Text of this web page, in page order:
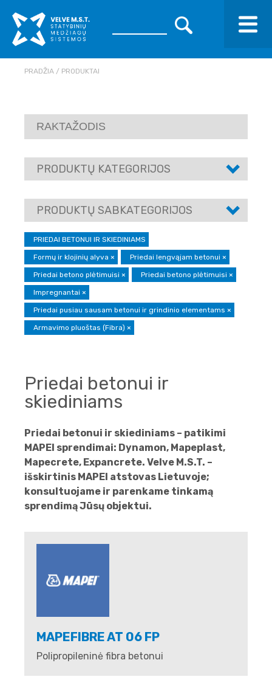
PRADŽIA PRODUKTAI
PRODUKTŲ KATEGORIJOS
PRODUKTŲ SABKATEGORIJOS
PRIEDAI BETONUI IR SKIEDINIAMS
Formų ir klojinių alyva × Priedai lengvąjam betonui ×
Priedai betono plėtimuisi × Priedai betono plėtimuisi ×
Impregnantai ×
Priedai pusiau sausam betonui ir grindinio elementams ×
Armavimo pluoštas (Fibra) ×
Priedai betonui ir
skiediniams
Priedai betonui ir skiediniams – patikimi
MAPEI sprendimai: Dynamon, Mapeplast,
Mapecrete, Expancrete. Velve M.S.T. –
išskirtinis MAPEI atstovas Lietuvoje;
konsultuojame ir parenkame tinkamą
sprendimą Jūsų objektui.
MAPEFIBRE AT 06 FP
Polipropileninė fibra betonui